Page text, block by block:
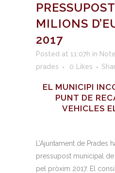
MILIONS
2017
Posted at 11:07h in
prades
0 Likes
EL MUNICIPI
PUNT DE
VEHICLES
L’Ajuntament de Prades
pressupost municipal de
pel pròxim 2017. El